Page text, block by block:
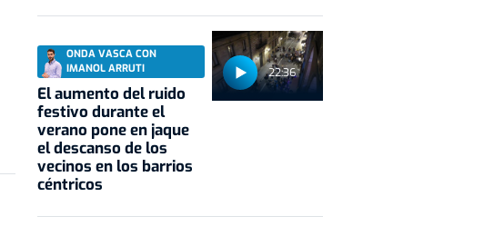
22:36
ONDA VASCA CON
IMANOL ARRUTI
El aumento del ruido
festivo durante el
verano pone en jaque
el descanso de los
vecinos en los barrios
céntricos